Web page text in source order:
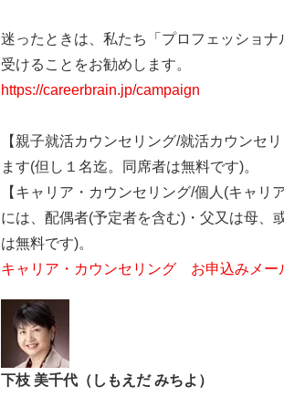
迷ったときは、私たち「プロフェッショ
受けることをお勧めします。
https://careerbrain.jp/campaign
【親子就活カウンセリング/就活カウンセ
ます(但し１名迄。同席者は無料です)。
【キャリア・カウンセリング/個人(キャリ
には、配偶者(予定者を含む)・父又は母、
は無料です)。
キャリア・カウンセリング お申込みメー
下枝 美千代（しもえだ みちよ）